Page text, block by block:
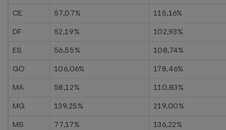
CE
57,07%
115,16%
DF
52,19%
102,93%
ES
56,55%
108,74%
GO
106,06%
178,46%
MA
58,12%
110,83%
MG
139,25%
219,00%
MS
77,17%
136,22%